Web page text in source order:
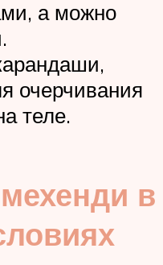
а можно
очерчивания
теле.
в